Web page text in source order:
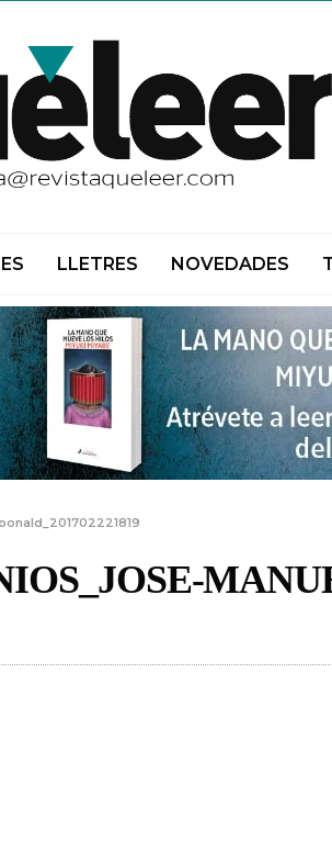
LLETRES NOVEDADES